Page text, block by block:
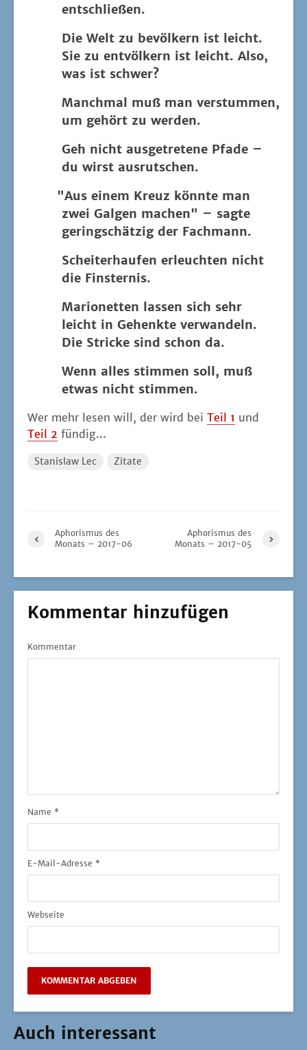
entschließen.
Die Welt zu bevöl­kern ist leicht.
Sie zu ent­völ­kern ist leicht. Also,
was ist schwer?
Manch­mal muß man ver­stum­men,
um gehört zu werden.
Geh nicht aus­ge­tre­te­ne Pfa­de –
du wirst ausrutschen.
"Aus einem Kreuz könn­te man
zwei Gal­gen machen" – sag­te
gering­schät­zig der Fachmann.
Schei­ter­hau­fen erleuch­ten nicht
die Finsternis.
Mario­net­ten las­sen sich sehr
leicht in Gehenk­te ver­wan­deln.
Die Stri­cke sind schon da.
Wenn alles stim­men soll, muß
etwas nicht stimmen.
Wer mehr lesen will, der wird bei Teil 1 und
Teil 2 fündig...
Stanislaw Lec Zitate
Aphorismus des
Monats – 2017-06
Aphorismus des
Monats – 2017-05
Kommentar hinzufügen
Kommentar
Name *
E-Mail-Adresse *
Webseite
Auch interessant